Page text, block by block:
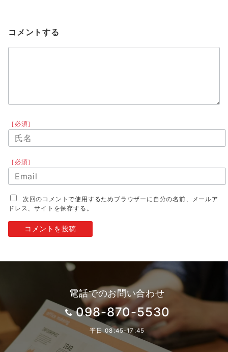
コメントする
［必須］
［必須］
次回のコメントで使用するためブラウザーに自分の名前、メールア
ドレス、サイトを保存する。
電話でのお問い合わせ
098-870-5530
平日 08:45-17:45